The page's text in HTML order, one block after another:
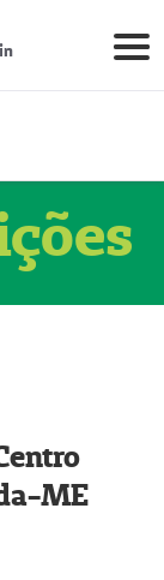
ME